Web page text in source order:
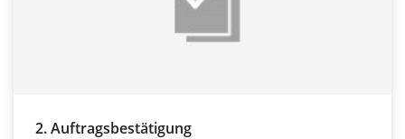
2. Auftragsbestätigung